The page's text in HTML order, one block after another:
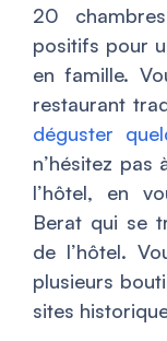
20
positifs pour
en famille.
restaurant
déguster
n’hésitez pas
l’hôtel, en
Berat qui se
de l’hôtel.
plusieurs
sites